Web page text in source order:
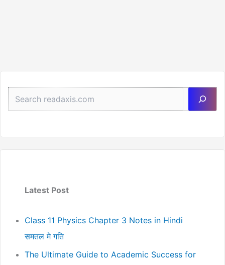
Latest Post
Class 11 Physics Chapter 3 Notes in Hindi
समतल मे गति
The Ultimate Guide to Academic Success for